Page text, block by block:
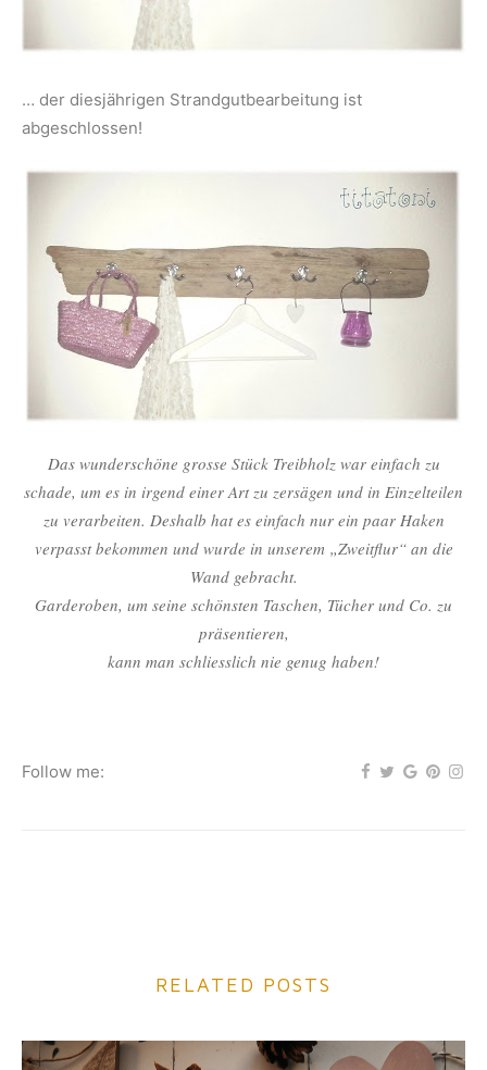
… der diesjährigen Strandgutbearbeitung ist
abgeschlossen!
Das wunderschöne grosse Stück Treibholz war einfach zu
schade, um es in irgend einer Art zu zersägen und in Einzelteilen
zu verarbeiten. Deshalb hat es einfach nur ein paar Haken
verpasst bekommen und wurde in unserem „Zweitflur“ an die
Wand gebracht.
Garderoben, um seine schönsten Taschen, Tücher und Co. zu
präsentieren,
kann man schliesslich nie genug haben!
Follow me:
RELATED POSTS